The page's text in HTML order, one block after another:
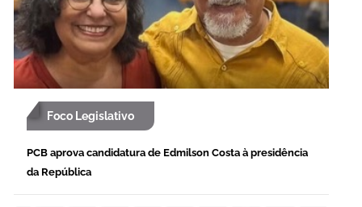
Foco Legislativo
PCB aprova candidatura de Edmilson Costa à presidência
da República